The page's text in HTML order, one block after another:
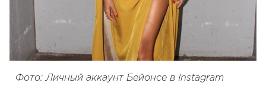
Фото: Личный аккаунт Бейонсе в Instagram